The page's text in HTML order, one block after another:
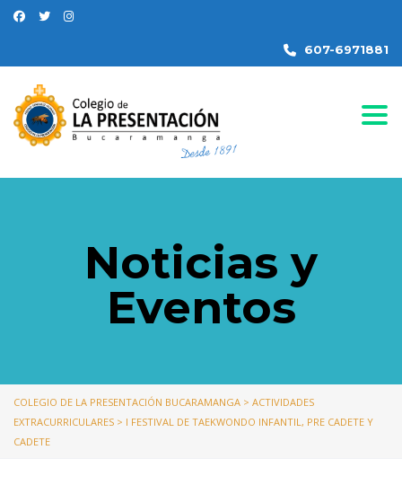
607-6971881
Noticias y
Eventos
COLEGIO DE LA PRESENTACIÓN BUCARAMANGA > ACTIVIDADES
EXTRACURRICULARES > I FESTIVAL DE TAEKWONDO INFANTIL, PRE CADETE Y
CADETE